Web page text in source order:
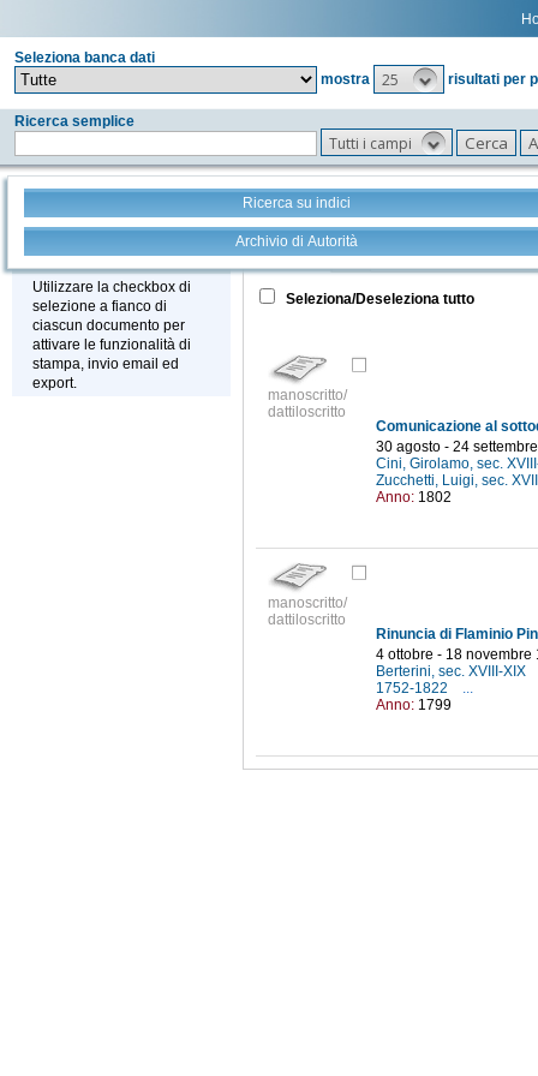
Seleziona banca dati
mostra
25 risultati per
Ricerca semplice
Tutti i campi
Ricerca su indici
Archivio di Autorità
Stampa - Email - Export
Utilizzare la checkbox di
selezione a fianco di
ciascun documento per
attivare le funzionalità di
stampa, invio email ed
export.
Tutto +
Seleziona/Deseleziona tutto
manoscritto/
dattiloscritto
30 agosto - 24
Cini, Girolamo, sec.
Zucchetti, Luigi, sec.
Anno: 1802
manoscritto/
dattiloscritto
4 ottobre - 18 novembre
Berterini, sec. XVIII-XIX
1752-1822
...
Anno: 1799